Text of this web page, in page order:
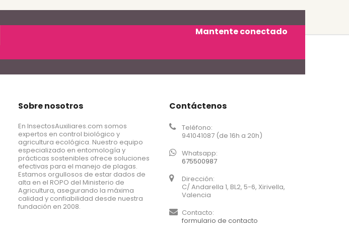
Mantente conectado
Sobre nosotros
En InsectosAuxiliares.com somos
expertos en control biológico y
agricultura ecológica. Nuestro equipo
especializado en entomología y
prácticas sostenibles ofrece soluciones
efectivas para el manejo de plagas.
Estamos orgullosos de estar dados de
alta en el ROPO del Ministerio de
Agricultura, asegurando la máxima
calidad y confiabilidad desde nuestra
fundación en 2008.
Contáctenos
Teléfono:
941041087 (de 16h a 20h)
Whatsapp:
675500987
Dirección:
C/ Andarella 1, BL2, 5-6, Xirivella,
Valencia
Contacto:
formulario de contacto